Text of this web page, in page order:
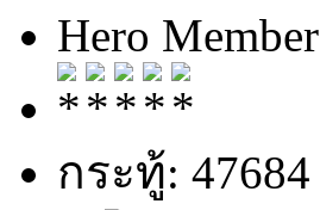
Hero Member
กระทู้: 47684